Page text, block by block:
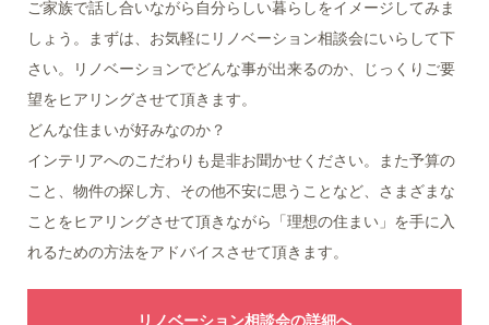
ご家族で話し合いながら自分らしい暮らしをイメージしてみま
しょう。まずは、お気軽にリノベーション相談会にいらして下
さい。リノベーションでどんな事が出来るのか、じっくりご要
望をヒアリングさせて頂きます。
どんな住まいが好みなのか？
インテリアへのこだわりも是非お聞かせください。また予算の
こと、物件の探し方、その他不安に思うことなど、さまざまな
ことをヒアリングさせて頂きながら「理想の住まい」を手に入
れるための方法をアドバイスさせて頂きます。
リノベーション相談会の詳細へ